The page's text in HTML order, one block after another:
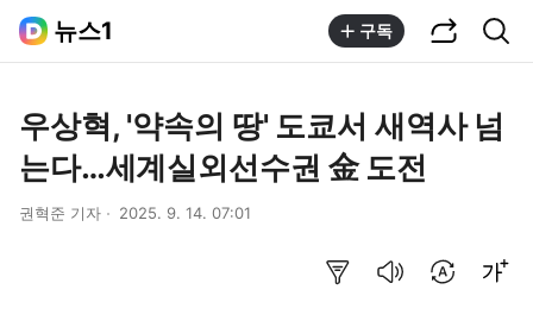
뉴스1 구독
우상혁, '약속의 땅' 도쿄서 새역사 넘
는다…세계실외선수권 金 도전
권혁준 기자 2025. 9. 14. 07:01